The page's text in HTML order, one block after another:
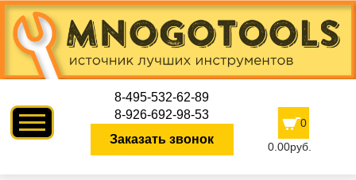
8-495-532-62-89
8-926-692-98-53
Заказать звонок
0
0.00руб.